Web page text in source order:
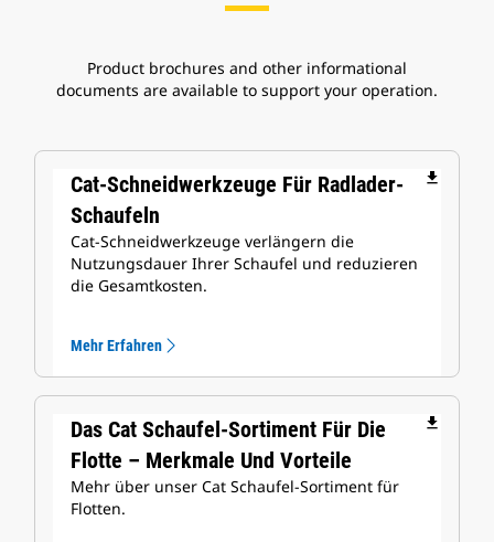
Product brochures and other informational
documents are available to support your operation.
Cat-Schneidwerkzeuge Für Radlader-
Schaufeln
file_download
Cat-Schneidwerkzeuge verlängern die
Nutzungsdauer Ihrer Schaufel und reduzieren
die Gesamtkosten.
Mehr Erfahren
Das Cat Schaufel-Sortiment Für Die
Flotte – Merkmale Und Vorteile
file_download
Mehr über unser Cat Schaufel-Sortiment für
Flotten.